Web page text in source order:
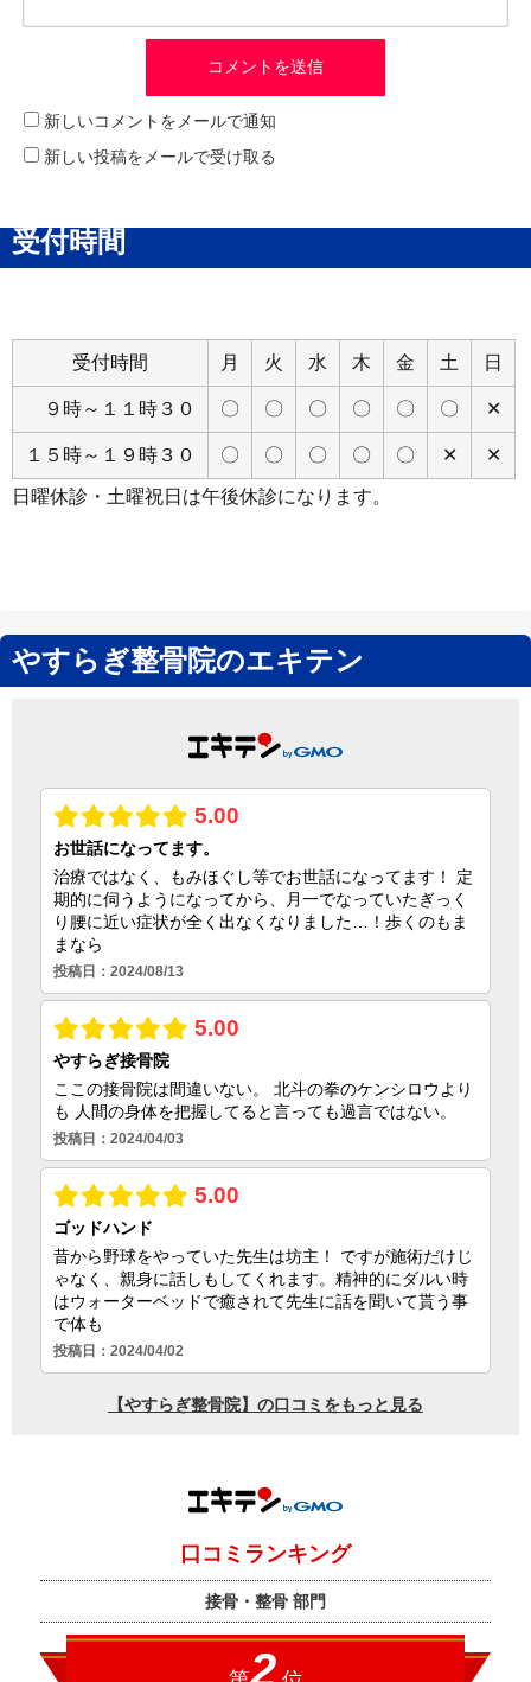
新しいコメントをメールで通知
新しい投稿をメールで受け取る
受付時間
受付時間 月 火 水 木 金 土 日
９時～１１時３０ 〇 〇 〇 〇 〇 〇 ✕
１５時～１９時３０ 〇 〇 〇 〇 〇 ✕ ✕
日曜休診・土曜祝日は午後休診になります。
やすらぎ整骨院のエキテン